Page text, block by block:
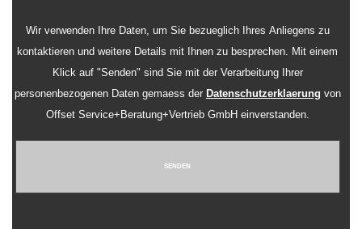
Wir verwenden Ihre Daten, um Sie bezueglich Ihres Anliegens zu
kontaktieren und weitere Details mit Ihnen zu besprechen. Mit einem
Klick auf "Senden" sind Sie mit der Verarbeitung Ihrer
personenbezogenen Daten gemaess der Datenschutzerklaerung von
Offset Service+Beratung+Vertrieb GmbH einverstanden.
SENDEN